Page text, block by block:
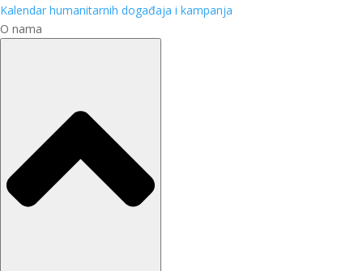
Kalendar humanitarnih događaja i kampanja
O nama